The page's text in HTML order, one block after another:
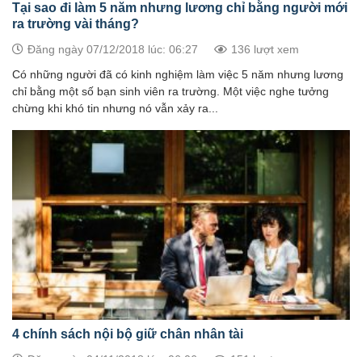
Tại sao đi làm 5 năm nhưng lương chỉ bằng người mới
ra trường vài tháng?
Đăng ngày 07/12/2018 lúc: 06:27 136 lượt xem
Có những người đã có kinh nghiệm làm việc 5 năm nhưng lương
chỉ bằng một số bạn sinh viên ra trường. Một việc nghe tưởng
chừng khi khó tin nhưng nó vẫn xảy ra...
4 chính sách nội bộ giữ chân nhân tài